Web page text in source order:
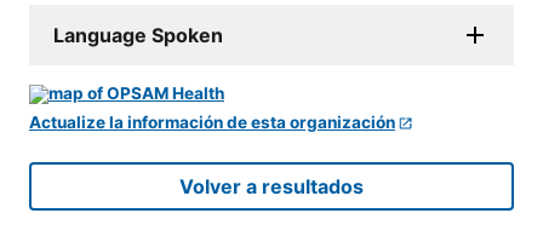
Language Spoken
Actualize la información de esta organización
Volver a resultados